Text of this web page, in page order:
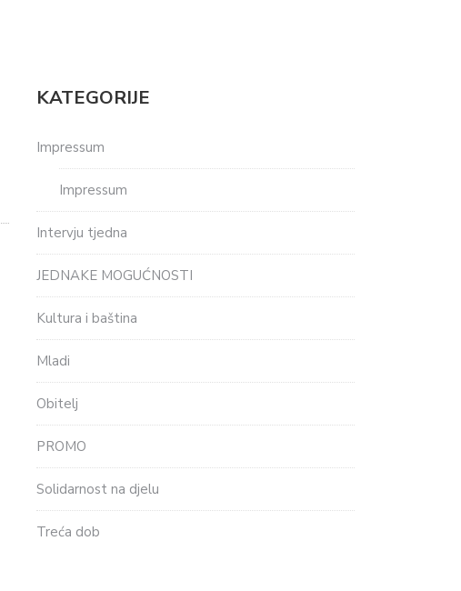
KATEGORIJE
Impressum
Impressum
Intervju tjedna
JEDNAKE MOGUĆNOSTI
Kultura i baština
Mladi
Obitelj
PROMO
Solidarnost na djelu
Treća dob